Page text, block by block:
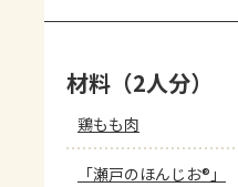
材料（2人分）
鶏もも肉
「瀬戸のほんじお®」